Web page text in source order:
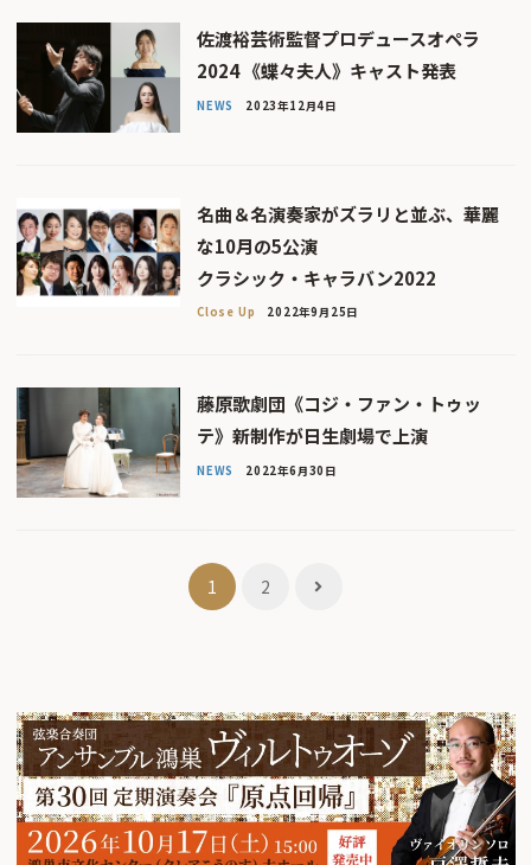
佐渡裕芸術監督プロデュースオペラ
2024 《蝶々夫人》キャスト発表
NEWS 2023年12月4日
名曲＆名演奏家がズラリと並ぶ、華麗
な10月の5公演
クラシック・キャラバン2022
Close Up 2022年9月25日
藤原歌劇団《コジ・ファン・トゥッ
テ》新制作が日生劇場で上演
NEWS 2022年6月30日
ゲ
ー
シ
ョ
ン
1 2